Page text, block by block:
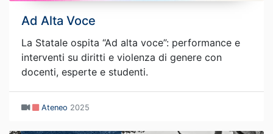
Ad Alta Voce
La Statale ospita “Ad alta voce”: performance e
interventi su diritti e violenza di genere con
docenti, esperte e studenti.
Ateneo 2025